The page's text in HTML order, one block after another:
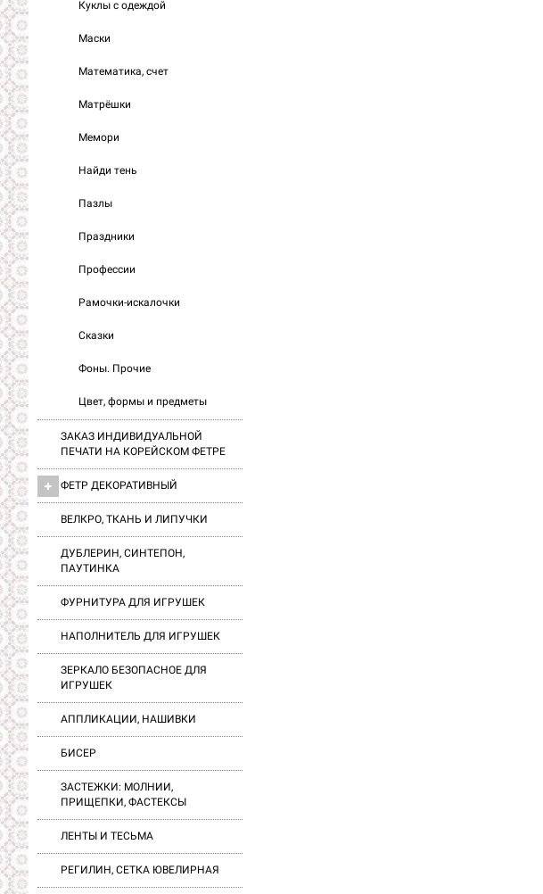
Куклы с одеждой
Маски
Математика, счет
Матрёшки
Мемори
Найди тень
Пазлы
Праздники
Профессии
Рамочки-искалочки
Сказки
Фоны. Прочие
Цвет, формы и предметы
ЗАКАЗ ИНДИВИДУАЛЬНОЙ
ПЕЧАТИ НА КОРЕЙСКОМ ФЕТРЕ
ФЕТР ДЕКОРАТИВНЫЙ
ВЕЛКРО, ТКАНЬ И ЛИПУЧКИ
ДУБЛЕРИН, СИНТЕПОН,
ПАУТИНКА
ФУРНИТУРА ДЛЯ ИГРУШЕК
НАПОЛНИТЕЛЬ ДЛЯ ИГРУШЕК
ЗЕРКАЛО БЕЗОПАСНОЕ ДЛЯ
ИГРУШЕК
АППЛИКАЦИИ, НАШИВКИ
БИСЕР
ЗАСТЕЖКИ: МОЛНИИ,
ПРИЩЕПКИ, ФАСТЕКСЫ
ЛЕНТЫ И ТЕСЬМА
РЕГИЛИН, СЕТКА ЮВЕЛИРНАЯ